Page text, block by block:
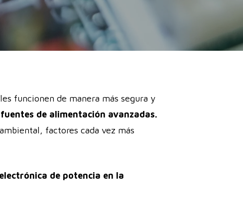
funcionen de manera más segura y
de alimentación avanzadas.
factores cada vez más
de potencia en la